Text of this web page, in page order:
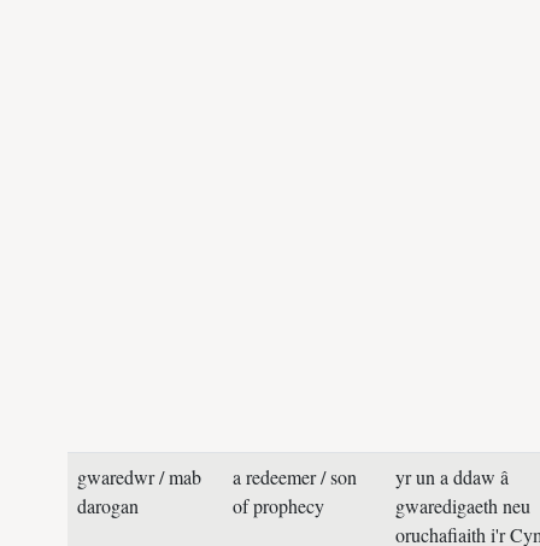
gwaredwr / mab
darogan
a redeemer / son
of prophecy
yr un a ddaw â
gwaredigaeth neu
oruchafiaith i'r